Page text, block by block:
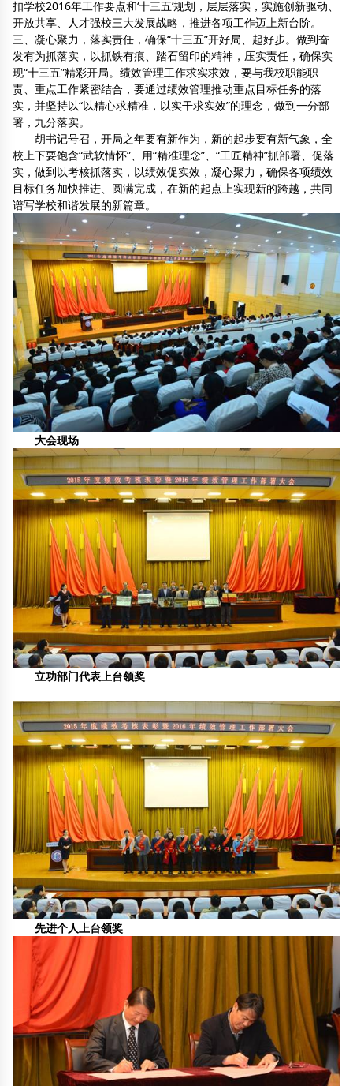
扣学校2016年工作要点和‘十三五’规划，层层落实，实施创新驱动、
开放共享、人才强校三大发展战略，推进各项工作迈上新台阶。
三、凝心聚力，落实责任，确保“十三五”开好局、起好步。做到奋
发有为抓落实，以抓铁有痕、踏石留印的精神，压实责任，确保实
现“十三五”精彩开局。绩效管理工作求实求效，要与我校职能职
责、重点工作紧密结合，要通过绩效管理推动重点目标任务的落
实，并坚持以“以精心求精准，以实干求实效”的理念，做到一分部
署，九分落实。
胡书记号召，开局之年要有新作为，新的起步要有新气象，全
校上下要饱含“武软情怀”、用“精准理念”、“工匠精神”抓部署、促落
实，做到以考核抓落实，以绩效促实效，凝心聚力，确保各项绩效
目标任务加快推进、圆满完成，在新的起点上实现新的跨越，共同
谱写学校和谐发展的新篇章。
大会现场
立功部门代表上台领奖
先进个人上台领奖